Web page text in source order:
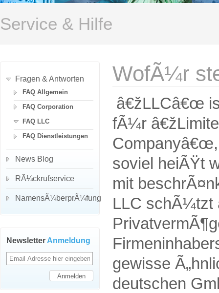
Service & Hilfe
WofÃ¼r
â€žLLCâ€œ
fÃ¼r
soviel heiÃŸt
mit
LLC schÃ¼tzt
gewisse
deutschen
Fragen & Antworten
FAQ Allgemein
FAQ Corporation
FAQ LLC
FAQ Dienstleistungen
News Blog
RÃ¼ckrufservice
NamensÃ¼berprÃ¼fung
Newsletter Anmeldung